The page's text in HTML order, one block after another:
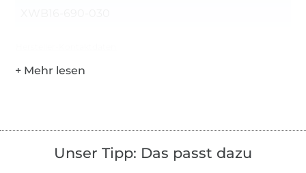
Unser Tipp: Das passt dazu